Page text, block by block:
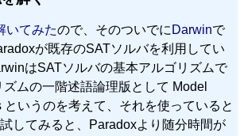
いてみたので、そのついでに Darwinで
が既存のSATソルバを利用してい
はSATソルバの基本アルゴリズムで
ムの一階述語論理版として Model
いうのを考えて、それを使っていると
してみると、Paradoxより随分時間が